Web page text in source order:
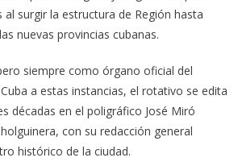
surgir la estructura de Región hasta
nuevas provincias cubanas.
siempre como órgano oficial del
a estas instancias, el rotativo se edita
décadas en el poligráfico José Miró
con su redacción general
histórico de la ciudad.